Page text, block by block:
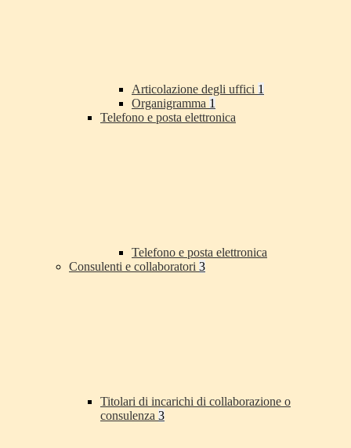
Articolazione degli uffici 1
Organigramma 1
Telefono e posta elettronica
Telefono e posta elettronica
Consulenti e collaboratori 3
Titolari di incarichi di collaborazione o
consulenza 3